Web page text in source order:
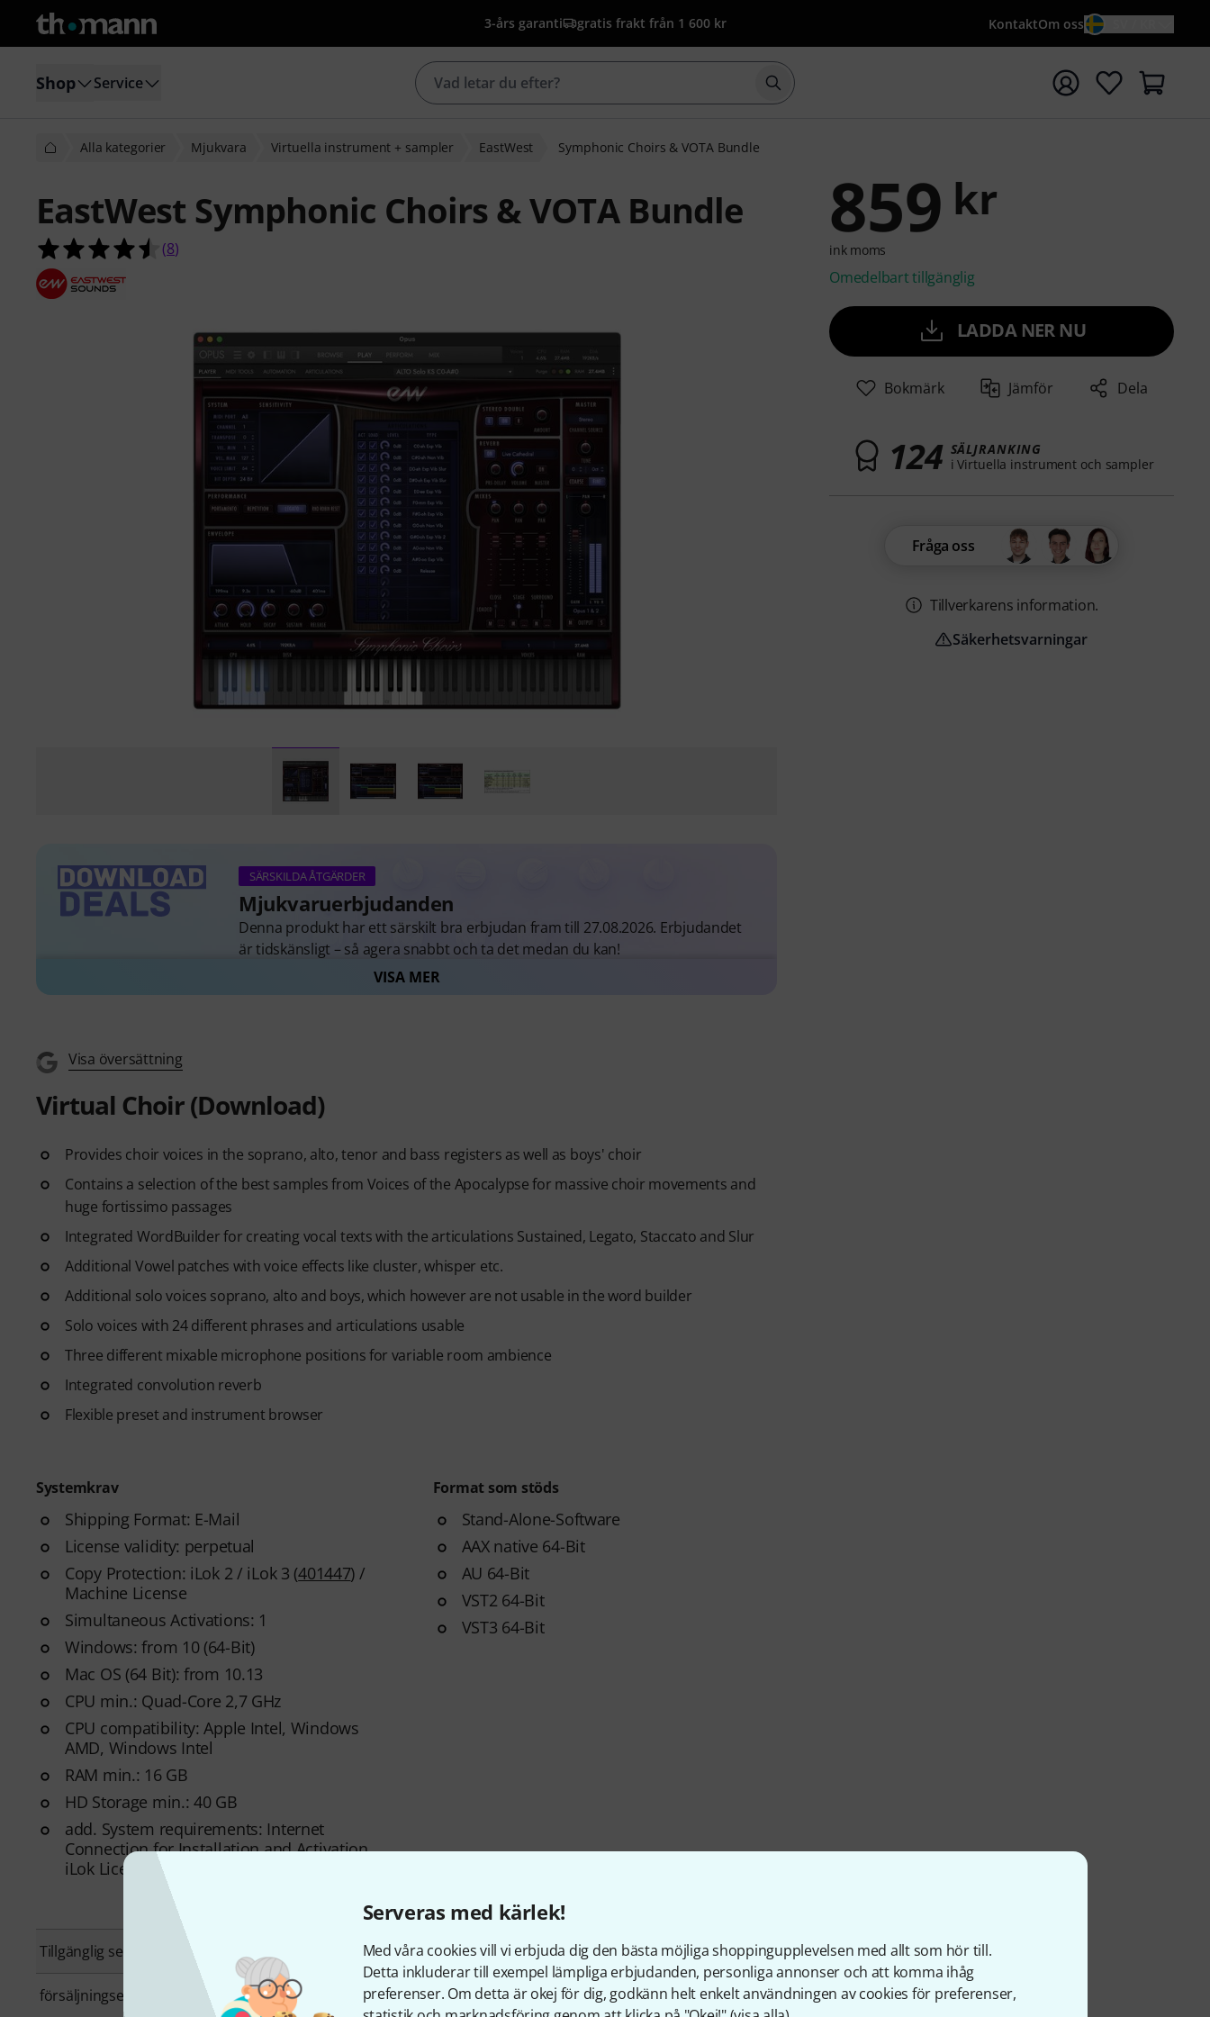
Serveras med kärlek!
Med våra cookies vill vi erbjuda dig den bästa möjliga shoppingupplevelsen med allt som hör till.
Detta inkluderar till exempel lämpliga erbjudanden, personliga annonser och att komma ihåg
preferenser. Om detta är okej för dig, godkänn helt enkelt användningen av cookies för preferenser,
3-års garanti gratis frakt från 1 600 kr KontaktOm oss
Shop Service Börja sökningen med söktermen {searchTerm}
Alla kategorier Mjukvara Virtuella instrument + sampler EastWest Symphonic Choirs & VOTA Bundle
EastWest Symphonic Choirs & VOTA Bundle
4.5 av 5 stjärnor från 8 kundbetyg
(8)
SÄRSKILDA ÅTGÄRDER
Mjukvaruerbjudanden
Denna produkt har ett särskilt bra erbjudan fram till 27.08.2026. Erbjudandet
är tidskänsligt – så agera snabbt och ta det medan du kan!
VISA MER
Visa översättning
Virtual Choir (Download)
Provides choir voices in the soprano, alto, tenor and bass registers as well as boys' choir
Contains a selection of the best samples from Voices of the Apocalypse for massive choir movements and
huge fortissimo passages
Integrated WordBuilder for creating vocal texts with the articulations Sustained, Legato, Staccato and Slur
Additional Vowel patches with voice effects like cluster, whisper etc.
Additional solo voices soprano, alto and boys, which however are not usable in the word builder
Solo voices with 24 different phrases and articulations usable
Three different mixable microphone positions for variable room ambience
Integrated convolution reverb
Flexible preset and instrument browser
Systemkrav
Shipping Format: E-Mail
License validity: perpetual
Copy Protection: iLok 2 / iLok 3 (401447) /
Machine License
Simultaneous Activations: 1
Windows: from 10 (64-Bit)
Mac OS (64 Bit): from 10.13
CPU min.: Quad-Core 2,7 GHz
CPU compatibility: Apple Intel, Windows
AMD, Windows Intel
RAM min.: 16 GB
HD Storage min.: 40 GB
add. System requirements: Internet
Connection for Installation and Activation,
iLok License Manager
Format som stöds
Stand-Alone-Software
AAX native 64-Bit
AU 64-Bit
VST2 64-Bit
VST3 64-Bit
Tillgänglig sedan Mars 2019 Artikelnummer 461341
försäljningsenhet 1 Styck Single/Bundle article Los artikel
859 kr
ink moms
Omedelbart tillgänglig
LADDA NER NU
Bokmärk Jämför Dela
124 SÄLJRANKING
i Virtuella instrument och sampler
Fråga oss
Tillverkarens information.
Säkerhetsvarningar